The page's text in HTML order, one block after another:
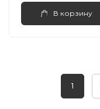
В корзину
1